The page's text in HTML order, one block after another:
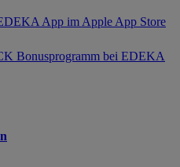
App im Apple App Store
Bonusprogramm bei EDEKA